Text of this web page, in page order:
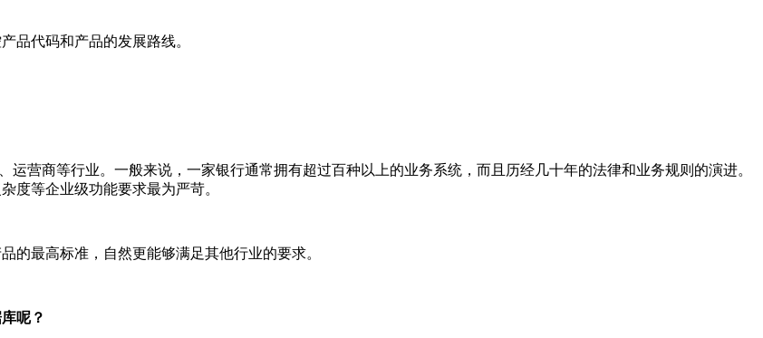
品代码和产品的发展路线。
营商等行业。一般来说，一家银行通常拥有超过百种以上的业务系统，而且历经几十年的法律和业务规则的演进。
度等企业级功能要求最为严苛。
的最高标准，自然更能够满足其他行业的要求。
呢？